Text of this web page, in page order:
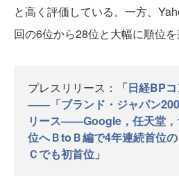
と高く評価している。一方、
回の6位から28位と大幅に順位を
プレスリリース：
「日経BP
――「ブランド・ジャパン
リース――Google，任天堂，
位へＢtoＢ編で4年連続首位
Ｃでも初首位」